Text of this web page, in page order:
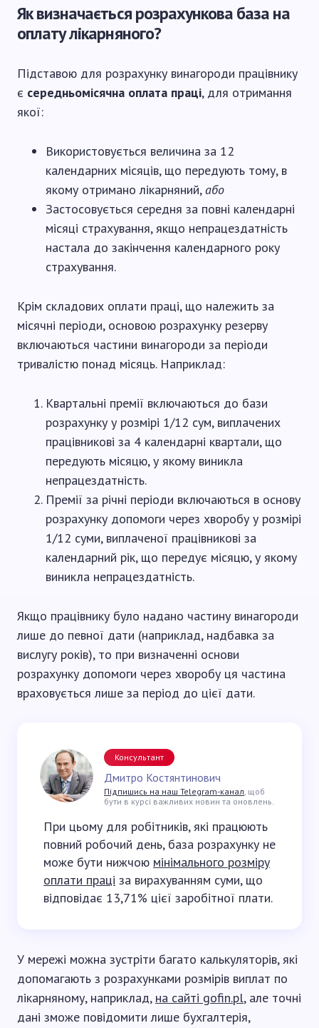
Як визначається розрахункова база на
оплату лікарняного?
Підставою для розрахунку винагороди працівнику
є середньомісячна оплата праці, для отримання
якої:
Використовується величина за 12
календарних місяців, що передують тому, в
якому отримано лікарняний,або
Застосовується середня за повні календарні
місяці страхування, якщо непрацездатність
настала до закінчення календарного року
страхування.
Крім складових оплати праці, що належить за
місячні періоди, основою розрахунку резерву
включаються частини винагороди за періоди
тривалістю понад місяць. Наприклад:
Квартальні премії включаються до бази
розрахунку у розмірі 1/12 сум, виплачених
працівникові за 4 календарні квартали, що
передують місяцю, у якому виникла
непрацездатність.
Премії за річні періоди включаються в основу
розрахунку допомоги через хворобу у розмірі
1/12 суми, виплаченої працівникові за
календарний рік, що передує місяцю, у якому
виникла непрацездатність.
Якщо працівнику було надано частину винагороди
лише до певної дати (наприклад, надбавка за
вислугу років), то при визначенні основи
розрахунку допомоги через хворобу ця частина
враховується лише за період до цієї дати.
Консультант
Дмитро Костянтинович
Підпишись на наш Telegram-канал , щоб
бути в курсі важливих новин та оновлень.
При цьому для робітників, які працюють
повний робочий день, база розрахунку не
може бути нижчою мінімального розміру
оплати праці за вирахуванням суми, що
відповідає 13,71% цієї заробітної плати.
У мережі можна зустріти багато калькуляторів, які
допомагають з розрахунками розмірів виплат по
лікарняному, наприклад, на сайті gofin.pl, але точні
дані зможе повідомити лише бухгалтерія,